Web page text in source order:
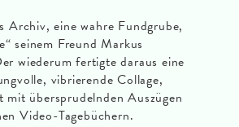
Archiv, eine wahre Fundgrube,
seinem Freund Markus
wiederum fertigte daraus eine
vibrierende Collage,
mit übersprudelnden Auszügen
Video-Tagebüchern.